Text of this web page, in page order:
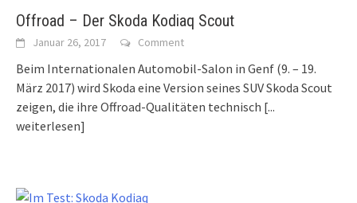
Offroad – Der Skoda Kodiaq Scout
Januar 26, 2017 Comment
Beim Internationalen Automobil-Salon in Genf (9. – 19.
März 2017) wird Skoda eine Version seines SUV Skoda Scout
zeigen, die ihre Offroad-Qualitäten technisch [...
weiterlesen]